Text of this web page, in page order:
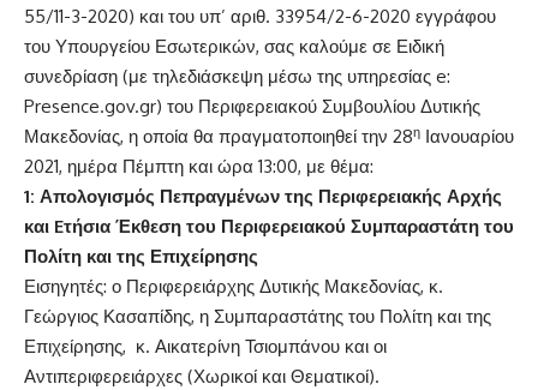
55/11-3-2020) και του υπ’ αριθ. 33954/2-6-2020 εγγράφου
του Υπουργείου Εσωτερικών, σας καλούμε σε Ειδική
συνεδρίαση (με τηλεδιάσκεψη μέσω της υπηρεσίας e:
Presence.gov.gr) του Περιφερειακού Συμβουλίου Δυτικής
Μακεδονίας, η οποία θα πραγματοποιηθεί την 28η Ιανουαρίου
2021, ημέρα Πέμπτη και ώρα 13:00, με θέμα:
1: Απολογισμός Πεπραγμένων της Περιφερειακής Αρχής
και Eτήσια Έκθεση του Περιφερειακού Συμπαραστάτη του
Πολίτη και της Επιχείρησης
Εισηγητές: ο Περιφερειάρχης Δυτικής Μακεδονίας, κ.
Γεώργιος Κασαπίδης, η Συμπαραστάτης του Πολίτη και της
Επιχείρησης, κ. Αικατερίνη Τσιομπάνου και οι
Αντιπεριφερειάρχες (Χωρικοί και Θεματικοί).